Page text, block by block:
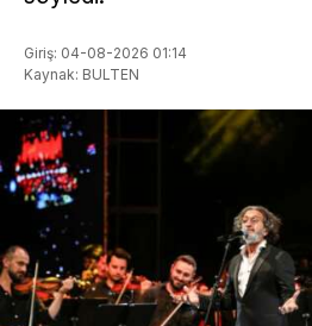
Giriş: 04-08-2026 01:14
Kaynak: BULTEN